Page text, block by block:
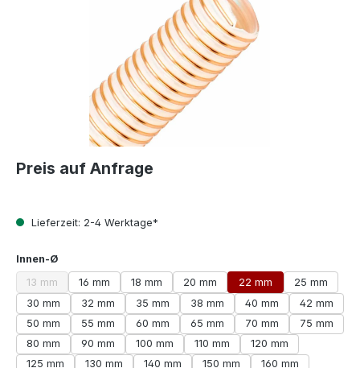
Preis auf Anfrage
Lieferzeit: 2-4 Werktage*
Innen-Ø
13 mm
(Diese Option ist zurzeit nicht verfügbar.)
16 mm 18 mm 20 mm 22 mm
25 mm
30 mm
32 mm 35 mm 38 mm 40 mm
42 mm
50 mm
55 mm 60 mm 65 mm 70 mm
75 mm
80 mm
90 mm 100 mm 110 mm
120 mm
125 mm
130 mm 140 mm 150 mm
160 mm